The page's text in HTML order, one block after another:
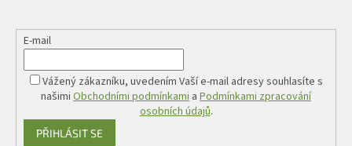
E-mail
Vážený zákazníku, uvedením Vaší e-mail adresy souhlasíte s
našimi Obchodními podmínkami a Podmínkami zpracování
osobních údajů.
PŘIHLÁSIT SE